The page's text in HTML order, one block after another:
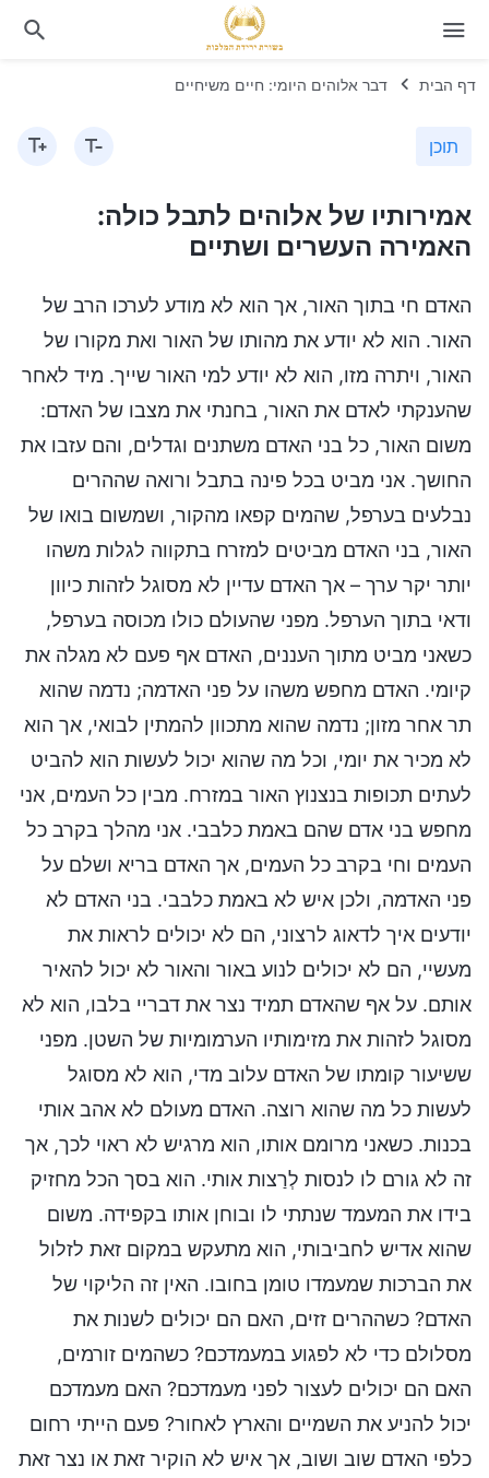
דף הבית דבר אלוהים היומי: חיים משיחיים
תוכן
אמירותיו של אלוהים לתבל כולה:
האמירה העשרים ושתיים
האדם חי בתוך האור, אך הוא לא מודע לערכו הרב של
האור. הוא לא יודע את מהותו של האור ואת מקורו של
האור, ויתרה מזו, הוא לא יודע למי האור שייך. מיד לאחר
שהענקתי לאדם את האור, בחנתי את מצבו של האדם:
משום האור, כל בני האדם משתנים וגדלים, והם עזבו את
החושך. אני מביט בכל פינה בתבל ורואה שההרים
נבלעים בערפל, שהמים קפאו מהקור, ושמשום בואו של
האור, בני האדם מביטים למזרח בתקווה לגלות משהו
יותר יקר ערך – אך האדם עדיין לא מסוגל לזהות כיוון
ודאי בתוך הערפל. מפני שהעולם כולו מכוסה בערפל,
כשאני מביט מתוך העננים, האדם אף פעם לא מגלה את
קיומי. האדם מחפש משהו על פני האדמה; נדמה שהוא
תר אחר מזון; נדמה שהוא מתכוון להמתין לבואי, אך הוא
לא מכיר את יומי, וכל מה שהוא יכול לעשות הוא להביט
לעתים תכופות בנצנוץ האור במזרח. מבין כל העמים, אני
מחפש בני אדם שהם באמת כלבבי. אני מהלך בקרב כל
העמים וחי בקרב כל העמים, אך האדם בריא ושלם על
פני האדמה, ולכן איש לא באמת כלבבי. בני האדם לא
יודעים איך לדאוג לרצוני, הם לא יכולים לראות את
מעשיי, הם לא יכולים לנוע באור והאור לא יכול להאיר
אותם. על אף שהאדם תמיד נצר את דבריי בלבו, הוא לא
מסוגל לזהות את מזימותיו הערמומיות של השטן. מפני
ששיעור קומתו של האדם עלוב מדי, הוא לא מסוגל
לעשות כל מה שהוא רוצה. האדם מעולם לא אהב אותי
בכנות. כשאני מרומם אותו, הוא מרגיש לא ראוי לכך, אך
זה לא גורם לו לנסות לְרַצות אותי. הוא בסך הכל מחזיק
בידו את המעמד שנתתי לו ובוחן אותו בקפידה. משום
שהוא אדיש לחביבותי, הוא מתעקש במקום זאת לזלול
את הברכות שמעמדו טומן בחובו. האין זה הליקוי של
האדם? כשההרים זזים, האם הם יכולים לשנות את
מסלולם כדי לא לפגוע במעמדכם? כשהמים זורמים,
האם הם יכולים לעצור לפני מעמדכם? האם מעמדכם
יכול להניע את השמיים והארץ לאחור? פעם הייתי רחום
כלפי האדם שוב ושוב, אך איש לא הוקיר זאת או נצר זאת